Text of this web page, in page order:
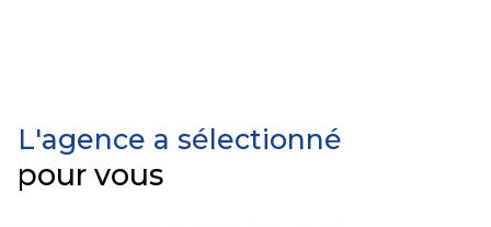
L'agence a sélectionné
pour vous